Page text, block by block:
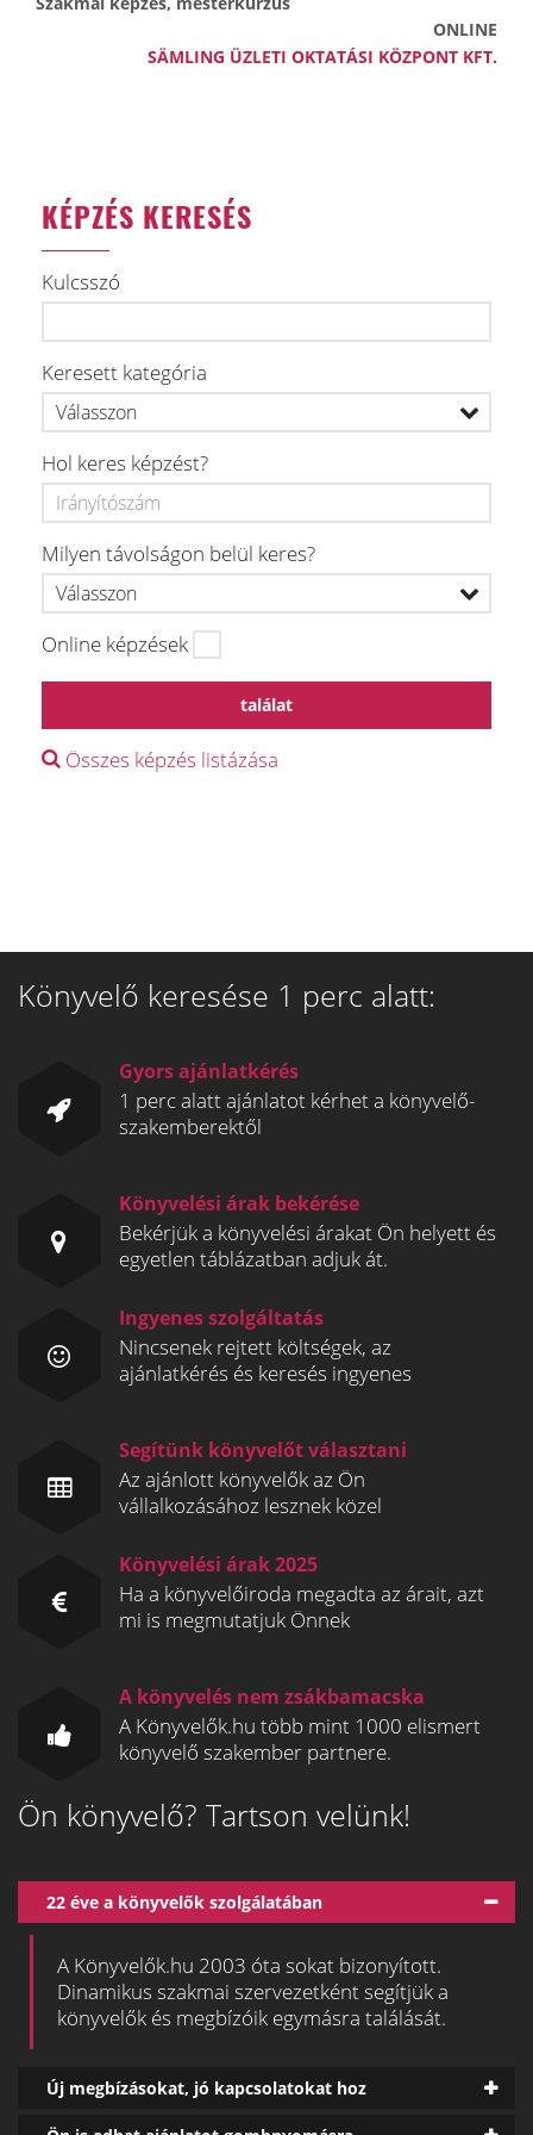
ONLINE
SÄMLING ÜZLETI OKTATÁSI KÖZPONT KFT.
KÉPZÉS KERESÉS
Kulcsszó
Keresett kategória
Hol keres képzést?
Milyen távolságon belül keres?
Online képzések
találat
Összes képzés listázása
Könyvelő keresése 1 perc alatt:
Gyors ajánlatkérés
1 perc alatt ajánlatot kérhet a könyvelő-
szakemberektől
Könyvelési árak bekérése
Bekérjük a könyvelési árakat Ön helyett és
egyetlen táblázatban adjuk át.
Ingyenes szolgáltatás
Nincsenek rejtett költségek, az
ajánlatkérés és keresés ingyenes
Segítünk könyvelőt választani
Az ajánlott könyvelők az Ön
vállalkozásához lesznek közel
Könyvelési árak 2025
Ha a könyvelőiroda megadta az árait, azt
mi is megmutatjuk Önnek
A könyvelés nem zsákbamacska
A Könyvelők.hu több mint 1000 elismert
könyvelő szakember partnere.
Ön könyvelő? Tartson velünk!
22 éve a könyvelők szolgálatában
A Könyvelők.hu 2003 óta sokat bizonyított.
Dinamikus szakmai szervezetként segítjük a
könyvelők és megbízóik egymásra találását.
Új megbízásokat, jó kapcsolatokat hoz